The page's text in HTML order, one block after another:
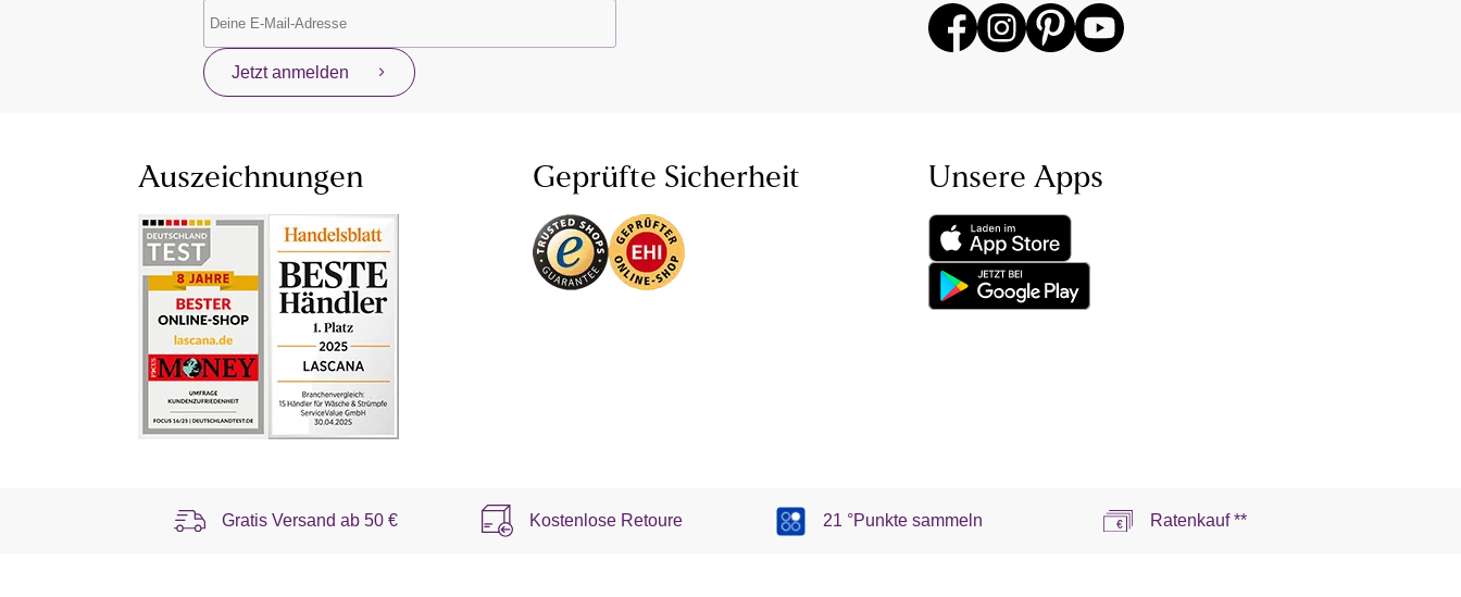
Jetzt anmelden
Auszeichnungen Geprüfte Sicherheit Unsere Apps
Gratis Versand ab50 € Kostenlose Retoure 21 °Punkte sammeln Ratenkauf **